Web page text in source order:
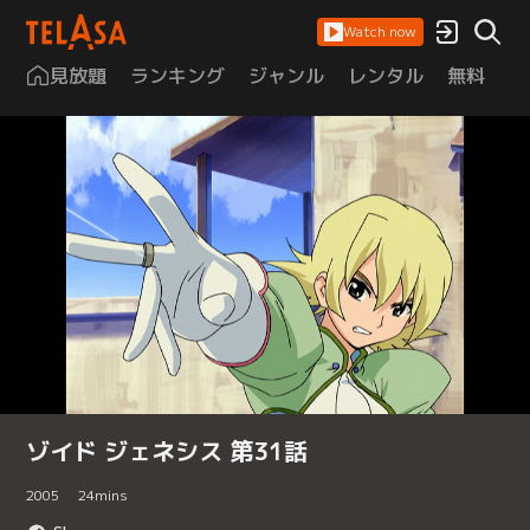
Watch now
見放題 ランキング ジャンル レンタル 無料
ゾイド ジェネシス 第31話
2005 24mins